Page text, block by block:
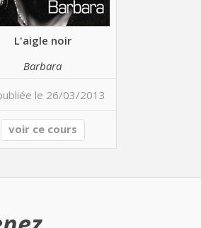
L'aigle noir
Barbara
le 26/03/2013
voir ce cours